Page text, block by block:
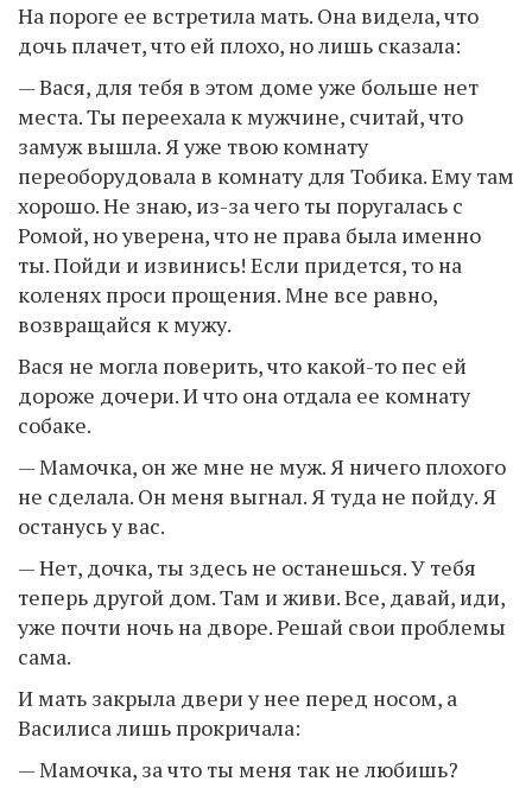
На пороге ее встретила мать. Она видела, что
дочь плачет, что ей плохо, но лишь сказала:
— Вася, для тебя в этом доме уже больше нет
места. Ты переехала к мужчине, считай, что
замуж вышла. Я уже твою комнату
переоборудовала в комнату для Тобика. Ему там
хорошо. Не знаю, из-за чего ты поругалась с
Ромой, но уверена, что не права была именно
ты. Пойди и извинись! Если придется, то на
коленях проси прощения. Мне все равно,
возвращайся к мужу.
Вася не могла поверить, что какой-то пес ей
дороже дочери. И что она отдала ее комнату
собаке.
— Мамочка, он же мне не муж. Я ничего плохого
не сделала. Он меня выгнал. Я туда не пойду. Я
останусь у вас.
— Нет, дочка, ты здесь не останешься. У тебя
теперь другой дом. Там и живи. Все, давай, иди,
уже почти ночь на дворе. Решай свои проблемы
сама.
И мать закрыла двери у нее перед носом, а
Василиса лишь прокричала:
— Мамочка, за что ты меня так не любишь?